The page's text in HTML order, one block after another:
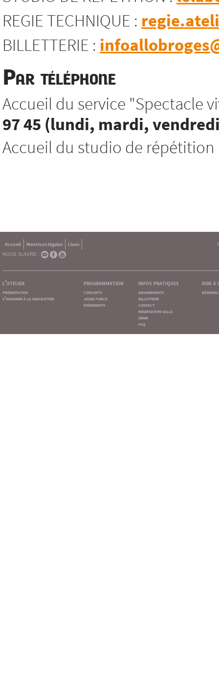
REGIE TECHNIQUE :
BILLETTERIE :
Par téléphone
Accueil du service "Spectacle
97 45 (lundi, mardi,
Accueil du studio de
Accueil Mentions légales
Liens
NOUS SUIVRE :
l'atelier
présentation
s'abonner à la newsletter
programmation
concerts
jeune public
événements
infos pratiques
abonnements
billetterie
contact
reservation salle
venir
faq
aide